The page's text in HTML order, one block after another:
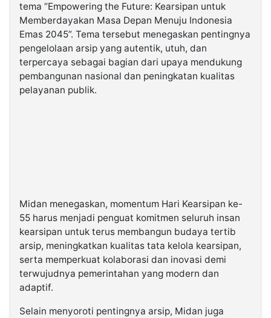
tema “Empowering the Future: Kearsipan untuk
Memberdayakan Masa Depan Menuju Indonesia
Emas 2045”. Tema tersebut menegaskan pentingnya
pengelolaan arsip yang autentik, utuh, dan
terpercaya sebagai bagian dari upaya mendukung
pembangunan nasional dan peningkatan kualitas
pelayanan publik.
Midan menegaskan, momentum Hari Kearsipan ke-
55 harus menjadi penguat komitmen seluruh insan
kearsipan untuk terus membangun budaya tertib
arsip, meningkatkan kualitas tata kelola kearsipan,
serta memperkuat kolaborasi dan inovasi demi
terwujudnya pemerintahan yang modern dan
adaptif.
Selain menyoroti pentingnya arsip, Midan juga